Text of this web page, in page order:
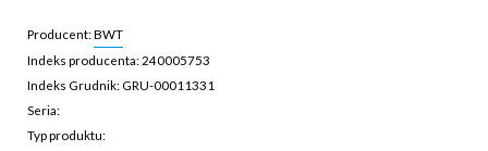
Producent:BWT
Indeks producenta: 240005753
Indeks Grudnik: GRU-00011331
Seria:
Typ produktu: